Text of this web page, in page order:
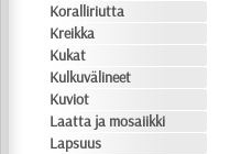
Koralliriutta
Kreikka
Kukat
Kulkuvälineet
Kuviot
Laatta ja mosaiikki
Lapsuus